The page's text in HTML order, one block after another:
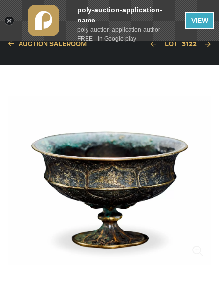
AUCTION SALEROOM LOT 3122
poly-auction-application-
name
poly-auction-application-author
FREE - In Google play
VIEW